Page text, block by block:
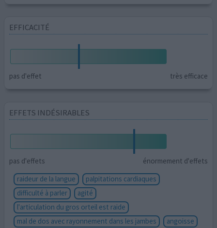
EFFICACITÉ
pas d'effet très efficace
EFFETS INDÉSIRABLES
pas d'effets
énormement d'effets
raideur de la langue
palpitations cardiaques
difficulté à parler
agité
l'articulation du gros orteil est raide
mal de dos avec rayonnement dans les jambes
angoisse